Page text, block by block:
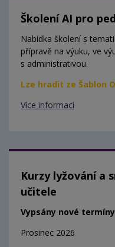
Školení AI pro
Nabídka školení s
přípravě na výuku, ve
s administrativou.
Lze hradit ze Šablon
Více informací
Kurzy lyžování a
učitele
Vypsány nové termíny
Prosinec 2026